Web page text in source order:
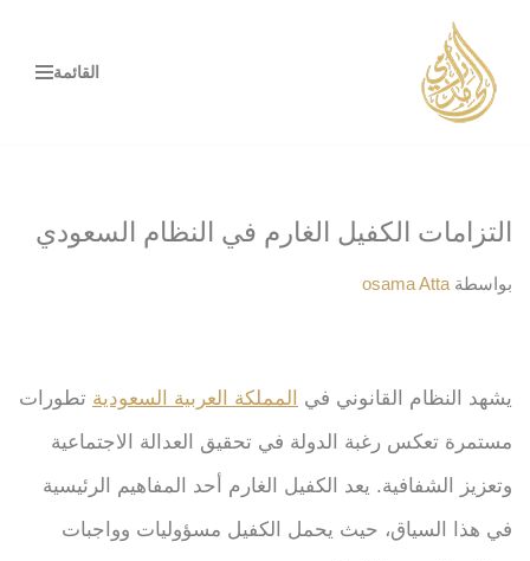
تخطى
إلى
القائمة
التزامات الكفيل الغارم في النظام السعودي
بواسطة osama Atta
يشهد النظام القانوني في المملكة العربية السعودية تطورات
مستمرة تعكس رغبة الدولة في تحقيق العدالة الاجتماعية
وتعزيز الشفافية. يعد الكفيل الغارم أحد المفاهيم الرئيسية
في هذا السياق، حيث يحمل الكفيل مسؤوليات وواجبات